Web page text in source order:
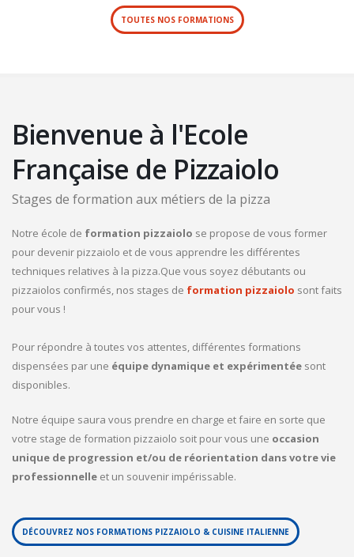
TOUTES NOS FORMATIONS
Bienvenue à l'Ecole
Française de Pizzaiolo
Stages de formation aux métiers de la pizza
Notre école de formation pizzaiolo se propose de vous former
pour devenir pizzaiolo et de vous apprendre les différentes
techniques relatives à la pizza.Que vous soyez débutants ou
pizzaiolos confirmés, nos stages de formation pizzaiolo sont faits
pour vous !
Pour répondre à toutes vos attentes, différentes formations
dispensées par une équipe dynamique et expérimentée sont
disponibles.
Notre équipe saura vous prendre en charge et faire en sorte que
votre stage de formation pizzaiolo soit pour vous une occasion
unique de progression et/ou de réorientation dans votre vie
professionnelle et un souvenir impérissable.
DÉCOUVREZ NOS FORMATIONS PIZZAIOLO & CUISINE ITALIENNE